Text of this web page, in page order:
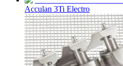
Acculan 3Ti Electro